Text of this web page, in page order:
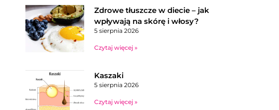
Zdrowe tłuszcze w diecie – jak
wpływają na skórę i włosy?
5 sierpnia 2026
Czytaj więcej »
Kaszaki
5 sierpnia 2026
Czytaj więcej »